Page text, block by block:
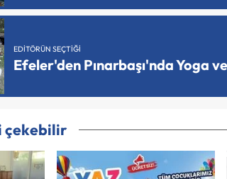
EDITÖRÜN SEÇTIĞI
Efeler'den Pınarbaşı'nda Yoga
çekebilir